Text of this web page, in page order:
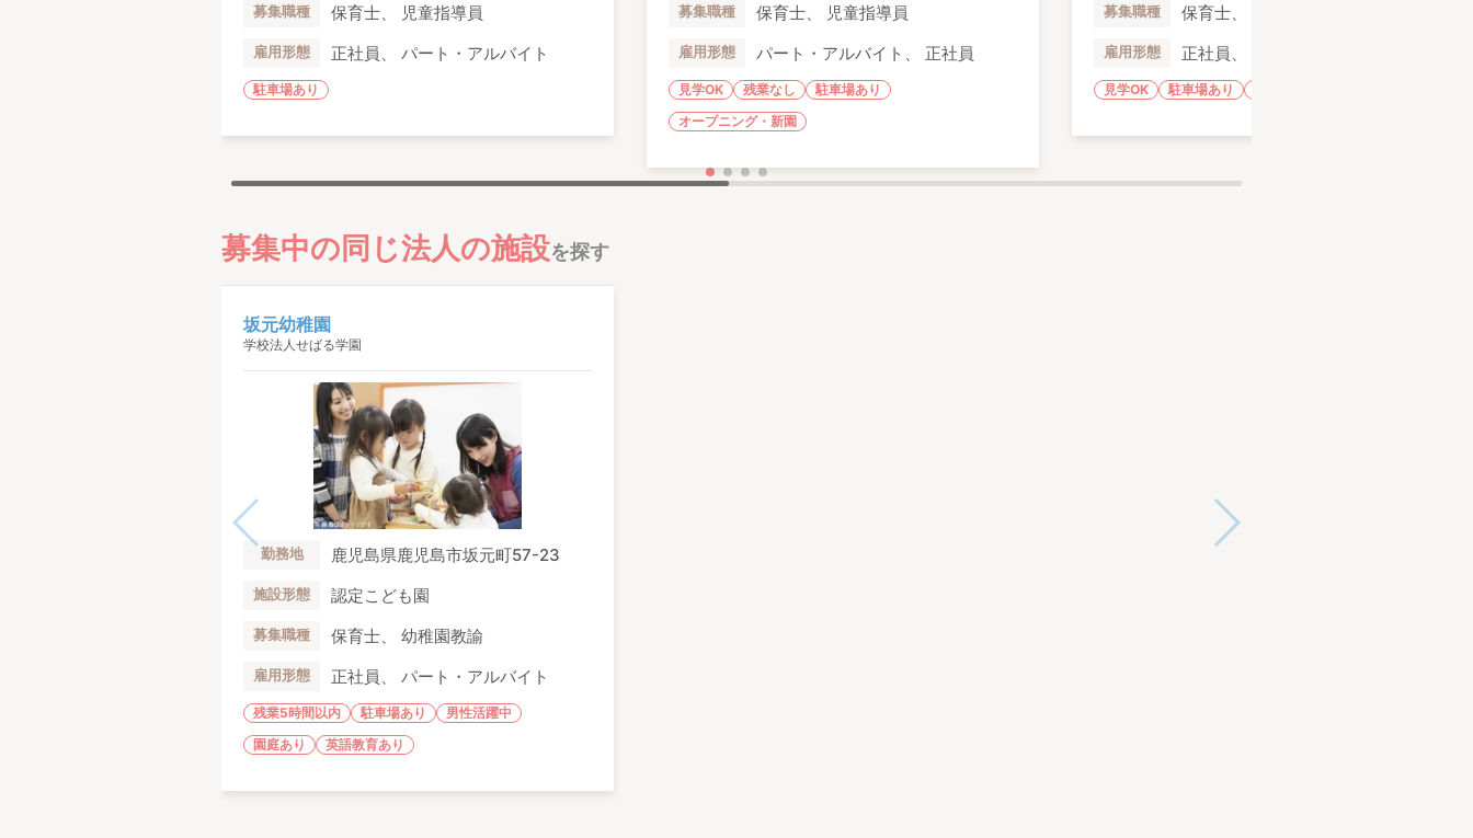
募集職種 保育士、 児童指導員
雇用形態 正社員、 パート・アルバイト
駐車場あり
募集職種 保育士、 児童指導員
雇用形態 パート・アルバイト、 正社員
見学OK 残業なし
駐車場あり
オープニング・新園
募集職種 保育士、 児童指導員
雇用形態 正社員、 パート・アルバイト
見学OK 駐車場あり
募集中の同じ法人の施設を探す
坂元幼稚園
学校法人せばる学園
勤務地 鹿児島県鹿児島市坂元町57-23
施設形態 認定こども園
募集職種 保育士、 幼稚園教諭
雇用形態 正社員、 パート・アルバイト
残業5時間以内 駐車場あり
男性活躍中
園庭あり
英語教育あり